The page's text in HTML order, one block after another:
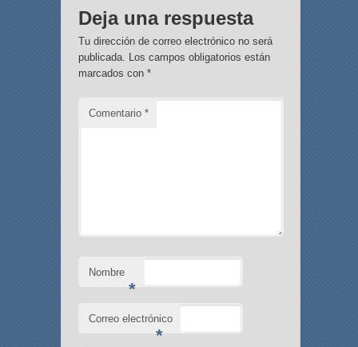
Deja una respuesta
Tu dirección de correo electrónico no será
publicada. Los campos obligatorios están
marcados con *
Comentario *
Nombre
*
Correo electrónico
*